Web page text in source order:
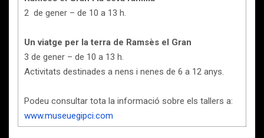
2 de gener – de 10 a 13 h.
Un viatge per la terra de Ramsès el Gran
3 de gener – de 10 a 13 h.
Activitats destinades a nens i nenes de 6 a 12 anys.
Podeu consultar tota la informació sobre els tallers a:
www.museuegipci.com